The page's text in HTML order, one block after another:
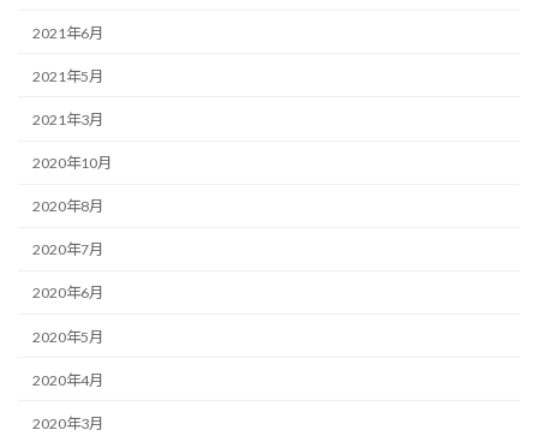
2021年6月
2021年5月
2021年3月
2020年10月
2020年8月
2020年7月
2020年6月
2020年5月
2020年4月
2020年3月